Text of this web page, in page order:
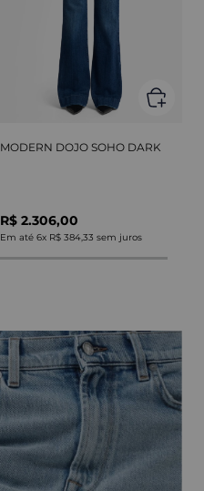
MODERN DOJO SOHO DARK
R$ 2.306,00
Em até 6x R$ 384,33 sem juros